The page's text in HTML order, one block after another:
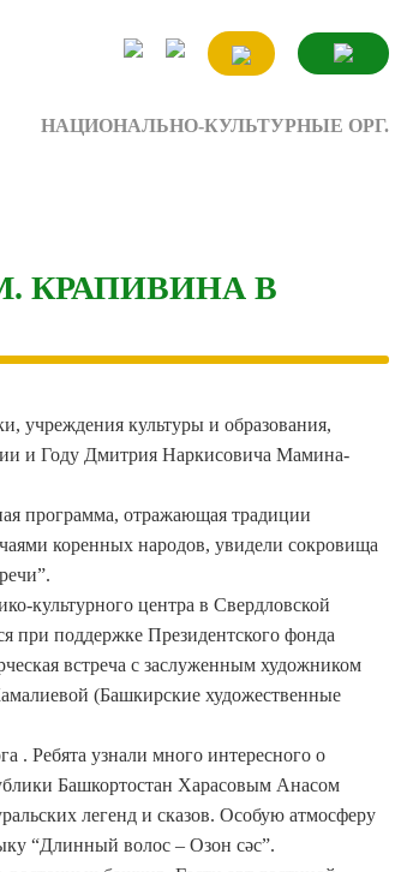
НАЦИОНАЛЬНО-КУЛЬТУРНЫЕ ОРГ.
КРАПИВИНА В
учреждения культуры и образования,
и Году Дмитрия Наркисовича Мамина-
программа, отражающая традиции
коренных народов, увидели сокровища
культурного центра в Свердловской
при поддержке Президентского фонда
встреча с заслуженным художником
(Башкирские художественные
. Ребята узнали много интересного о
Башкортостан Харасовым Анасом
легенд и сказов. Особую атмосферу
“Длинный волос – Озон сәс”.